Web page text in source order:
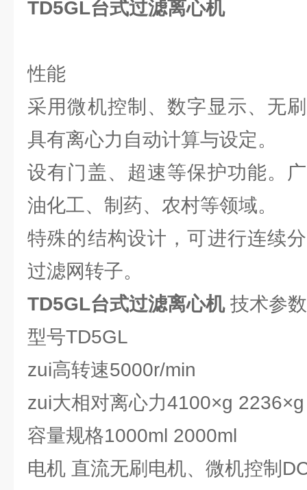
TD5GL台式过滤离心机
性能
采用微机控制、数字显示、无
具有离心力自动计算与设定。
设有门盖、超速等保护功能。
油化工、制药、农村等领域。
特殊的结构设计，可进行连续
过滤网转子。
TD5GL台式过滤离心机 技术参数
型号TD5GL
zui高转速5000r/min
zui大相对离心力4100×g 2236×g
容量规格1000ml 2000ml
电机 直流无刷电机、微机控制